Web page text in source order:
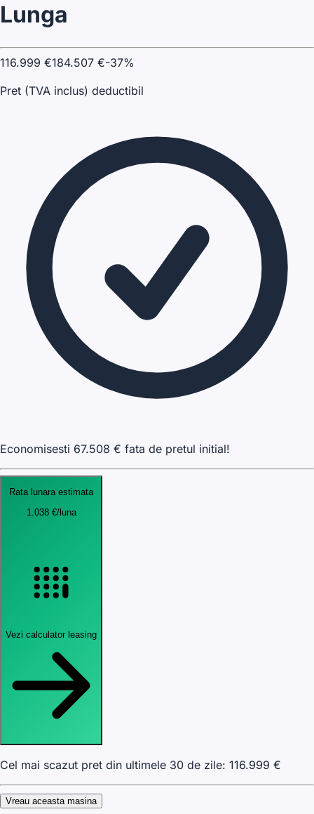
Lunga
116.999 €184.507 €-37%
Pret (TVA inclus) deductibil
Economisesti 67.508 € fata de pretul initial!
Rata lunara estimata
1.038€/luna
Vezi calculator leasing
Cel mai scazut pret din ultimele 30 de zile: 116.999 €
Vreau aceasta masina